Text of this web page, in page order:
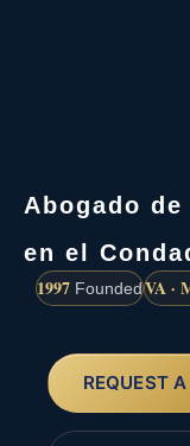
Abogado
en el
1997 FoundedVA ·
REQUEST